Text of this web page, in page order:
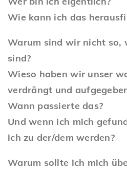
Wie kann ich das
Warum sind wir nicht so,
sind?
Wieso haben wir unser
verdrängt und
Wann passierte das?
Und wenn ich mich
ich zu der/dem werden?
Warum sollte ich mich